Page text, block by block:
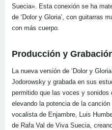
Suecia». Esta conexión se ha
de ‘Dolor y Gloria’, con guitarras
con más cuerpo.
Producción y
La nueva versión de ‘Dolor y
Jodorowsky y grabada en sus
permitido que las voces y
elevando la potencia de la
vocalista de Enjambre, Luis
de Rafa Val de Viva Suecia,